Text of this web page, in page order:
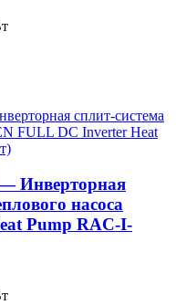
Инверторная
насоса
Pump RAC-I-